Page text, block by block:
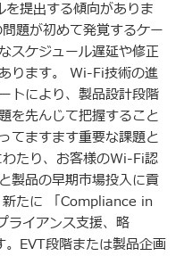
提出する傾向がありま
題が初めて発覚するケー
スケジュール遅延や修正
ります。 Wi-Fi技術の進
トにより、製品設計段階
を先んじて把握すること
てますます重要な課題と
たり、お客様のWi-Fi認
製品の早期市場投入に貢
たに 「Compliance in
ライアンス支援、略
EVT段階または製品企画